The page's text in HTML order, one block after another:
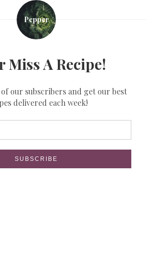
Pepper
Miss A Recipe!
our subscribers and get our best
delivered each week!